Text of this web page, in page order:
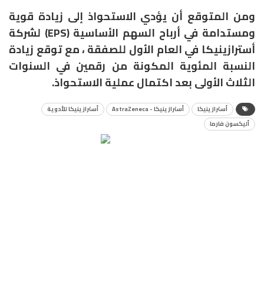
ومن المتوقع أن يؤدي الاستحواذ إلى زيادة قوية
ومستدامة في أرباح السهم الأساسية
(EPS) لشركة
أسترازينيكا في العام الأول للصفقة ، مع توقع زيادة
النسبة المئوية المكونة من رقمين في السنوات
الثلاث الأولى بعد اكتمال عملية الاستحواذ.
أسترازينيكا أسترازينيكا - AstraZeneca
أسترازينيكا للأدوية
أليكسون فارما